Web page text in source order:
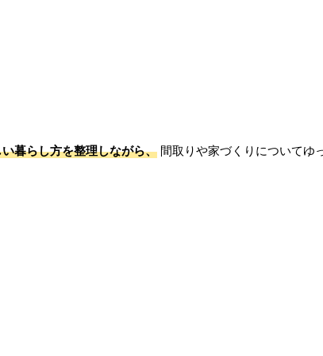
暮らし方を整理しながら、 間取りや家づくりについてゆ